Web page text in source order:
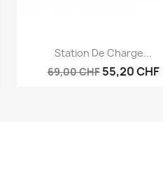
Aperçu rapide
Station De Charge...
69,00 CHF 55,20 CHF